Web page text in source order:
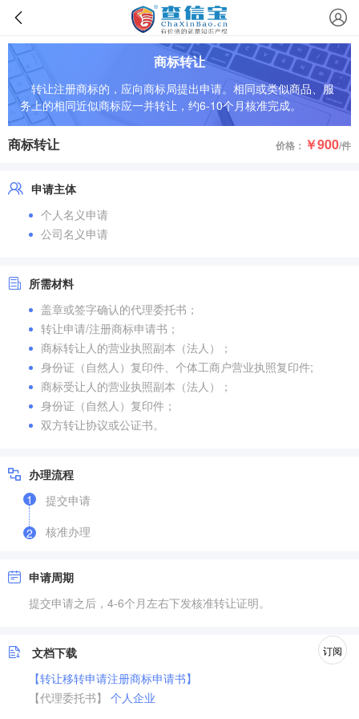
商标转让
转让注册商标的，应向商标局提出申请。相同或类似商品、服
务上的相同近似商标应一并转让，约6-10个月核准完成。
商标转让 价格： ￥900/件
申请主体
个人名义申请
公司名义申请
所需材料
盖章或签字确认的代理委托书；
转让申请/注册商标申请书；
商标转让人的营业执照副本（法人）；
身份证（自然人）复印件、个体工商户营业执照复印件;
商标受让人的营业执照副本（法人）；
身份证（自然人）复印件；
双方转让协议或公证书。
办理流程
1
提交申请
2 核准办理
申请周期
提交申请之后，4-6个月左右下发核准转让证明。
文档下载
【转让移转申请注册商标申请书】
【代理委托书】 个人企业
订阅